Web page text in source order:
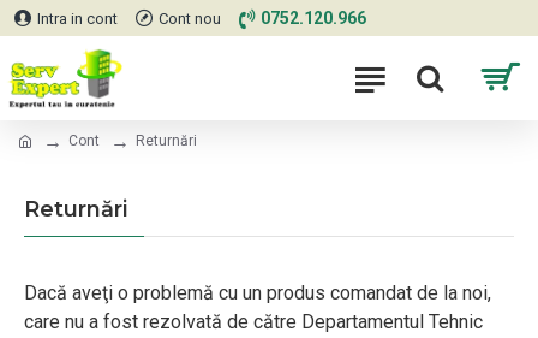
Intra in cont Cont nou 0752.120.966
Cont Returnări
Returnări
Dacă aveţi o problemă cu un produs comandat de la noi,
care nu a fost rezolvată de către Departamentul Tehnic